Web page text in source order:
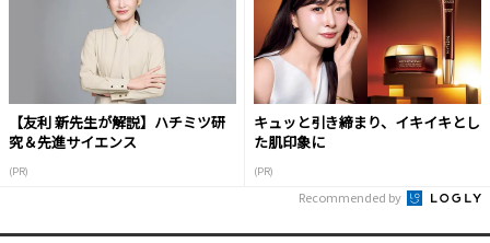
【友利 新先生が解説】ハチミツ研
究＆先進サイエンス
(PR)
キュッと引き締まり、イキイキとし
た肌印象に
(PR)
Recommended by